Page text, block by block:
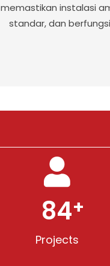
memastikan instalasi
standar, dan
120
Projects